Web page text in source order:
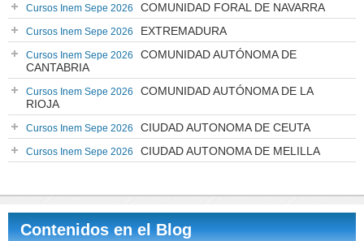
Cursos Inem Sepe 2026 COMUNIDAD FORAL DE NAVARRA
Cursos Inem Sepe 2026 EXTREMADURA
Cursos Inem Sepe 2026
COMUNIDAD AUTÓNOMA DE
CANTABRIA
Cursos Inem Sepe 2026
COMUNIDAD AUTÓNOMA DE LA
RIOJA
Cursos Inem Sepe 2026 CIUDAD AUTONOMA DE CEUTA
Cursos Inem Sepe 2026 CIUDAD AUTONOMA DE MELILLA
Contenidos en el Blog